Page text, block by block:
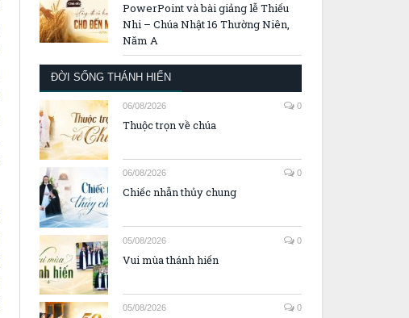
PowerPoint và bài giảng lễ Thiếu
Nhi – Chúa Nhật 16 Thường Niên,
Năm A
ĐỜI SỐNG THÁNH HIẾN
06/08/2026 0
Thuộc trọn về chúa
06/08/2026 0
Chiếc nhẫn thủy chung
05/08/2026 0
Vui mùa thánh hiến
05/08/2026 0